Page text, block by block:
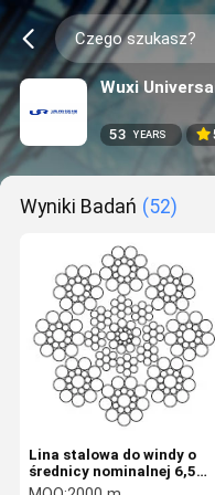
Wuxi
53 YEARS
Wyniki Badań (52)
Lina stalowa do windy o
średnicy nominalnej 6,5
mm o konstrukcji 8 × 19S